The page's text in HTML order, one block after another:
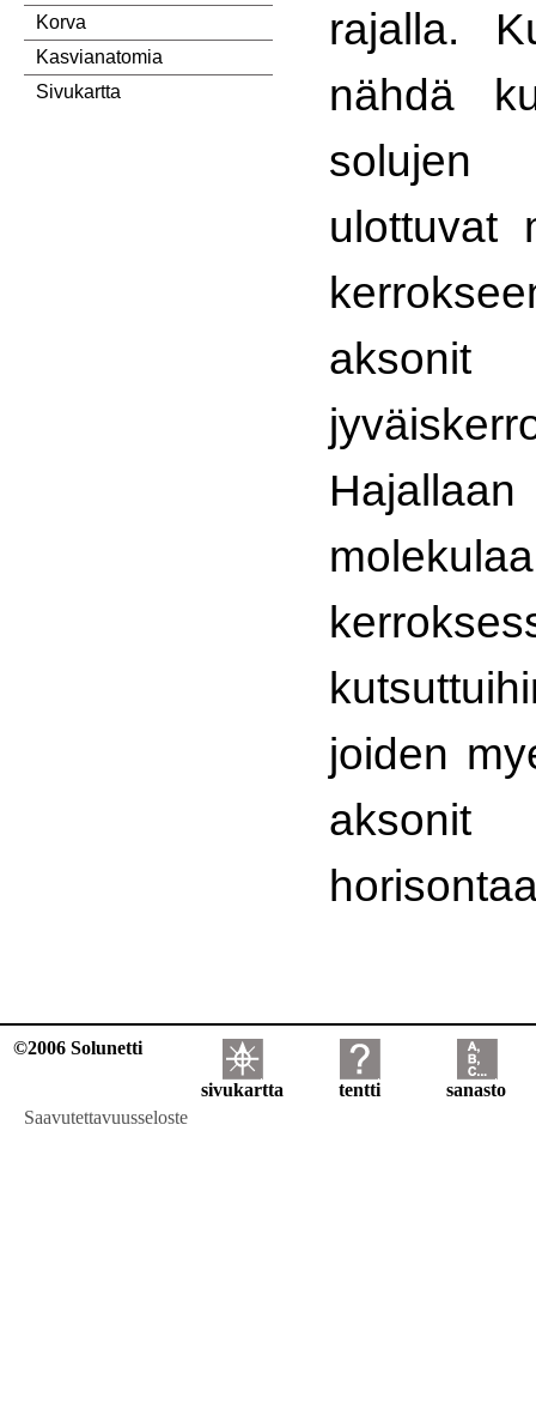
Korva
Kasvianatomia
Sivukartta
rajalla.
nähdä
solujen
ulottuvat
joiden
©2006 Solunetti
sivukartta tentti
sanasto
Saavutettavuusseloste